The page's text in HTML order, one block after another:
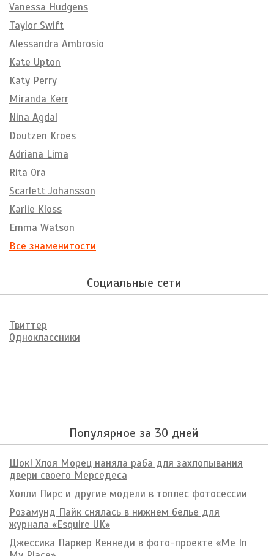
Vanessa Hudgens
Taylor Swift
Alessandra Ambrosio
Kate Upton
Katy Perry
Miranda Kerr
Nina Agdal
Doutzen Kroes
Adriana Lima
Rita Ora
Scarlett Johansson
Karlie Kloss
Emma Watson
Все знаменитости
Социальные сети
Твиттер
Одноклассники
Популярное за 30 дней
Шок! Хлоя Морец наняла раба для захлопывания
двери своего Мерседеса
Холли Пирс и другие модели в топлес фотосессии
Розамунд Пайк снялась в нижнем белье для
журнала «Esquire UK»
Джессика Паркер Кеннеди в фото-проекте «Me In